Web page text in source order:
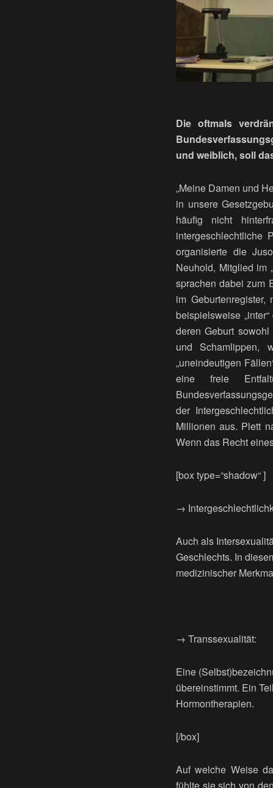
Die oftmals
und weiblich, soll
„Meine Damen und
in unsere
häufig nicht
intergeschlechtliche
organisierte die
Neuhold, Mitglied im
sprachen dabei zum
im
beispielsweise
deren Geburt
und Schamlippen,
„uneindeutigen
eine freie
der
Millionen aus. Plett
Wenn das Recht
[box type=“shadow“ ]
→
Auch als
Geschlechts. In
medizinischer
→ Transsexualität:
Eine
übereinstimmt. Ein
Hormontherapien.
[/box]
Auf welche Weise